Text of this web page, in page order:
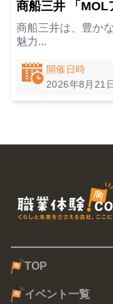
商船三井 「MOL
商船三井は、豊か
魅力...
開催日時
2026年8月21
TOP
イベント一覧